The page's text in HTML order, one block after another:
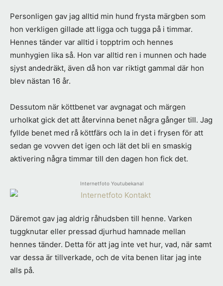
Personligen gav jag alltid min hund frysta märgben som
hon verkligen gillade att ligga och tugga på i timmar.
Hennes tänder var alltid i topptrim och hennes
munhygien lika så. Hon var alltid ren i munnen och hade
sjyst andedräkt, även då hon var riktigt gammal där hon
blev nästan 16 år.
Dessutom när köttbenet var avgnagat och märgen
urholkat gick det att återvinna benet några gånger till. Jag
fyllde benet med rå köttfärs och la in det i frysen för att
sedan ge vovven det igen och lät det bli en smaskig
aktivering några timmar till den dagen hon fick det.
Internetfoto Youtubekanal
Däremot gav jag aldrig råhudsben till henne. Varken
tuggknutar eller pressad djurhud hamnade mellan
hennes tänder. Detta för att jag inte vet hur, vad, när samt
var dessa är tillverkade, och de vita benen litar jag inte
alls på.